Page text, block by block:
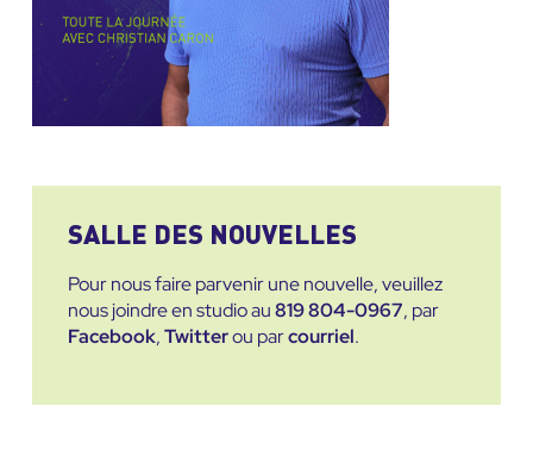
SALLE DES NOUVELLES
Pour nous faire parvenir une nouvelle, veuillez
nous joindre en studio au819 804-0967, par
Facebook,Twitterou parcourriel.